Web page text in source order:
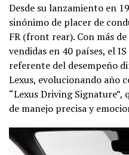
Desde su lanzamiento en
sinónimo de placer de
FR (front rear). Con más
vendidas en 40 países, el
referente del desempeño
Lexus, evolucionando año
“Lexus Driving Signature”,
de manejo precisa y